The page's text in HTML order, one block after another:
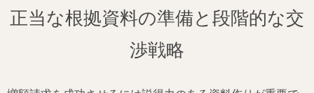
正当な根拠資料の準備と段階的な交
渉戦略